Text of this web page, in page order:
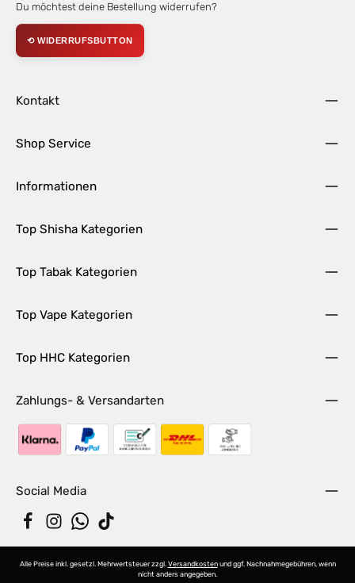
Du möchtest deine Bestellung widerrufen?
⟲ WIDERRUFSBUTTON
Kontakt
Shop Service
Informationen
Top Shisha Kategorien
Top Tabak Kategorien
Top Vape Kategorien
Top HHC Kategorien
Zahlungs- & Versandarten
Social Media
Alle Preise inkl. gesetzl. Mehrwertsteuer zzgl. Versandkostenund ggf. Nachnahmegebühren, wenn
nicht anders angegeben.